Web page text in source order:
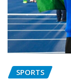
SPORTS